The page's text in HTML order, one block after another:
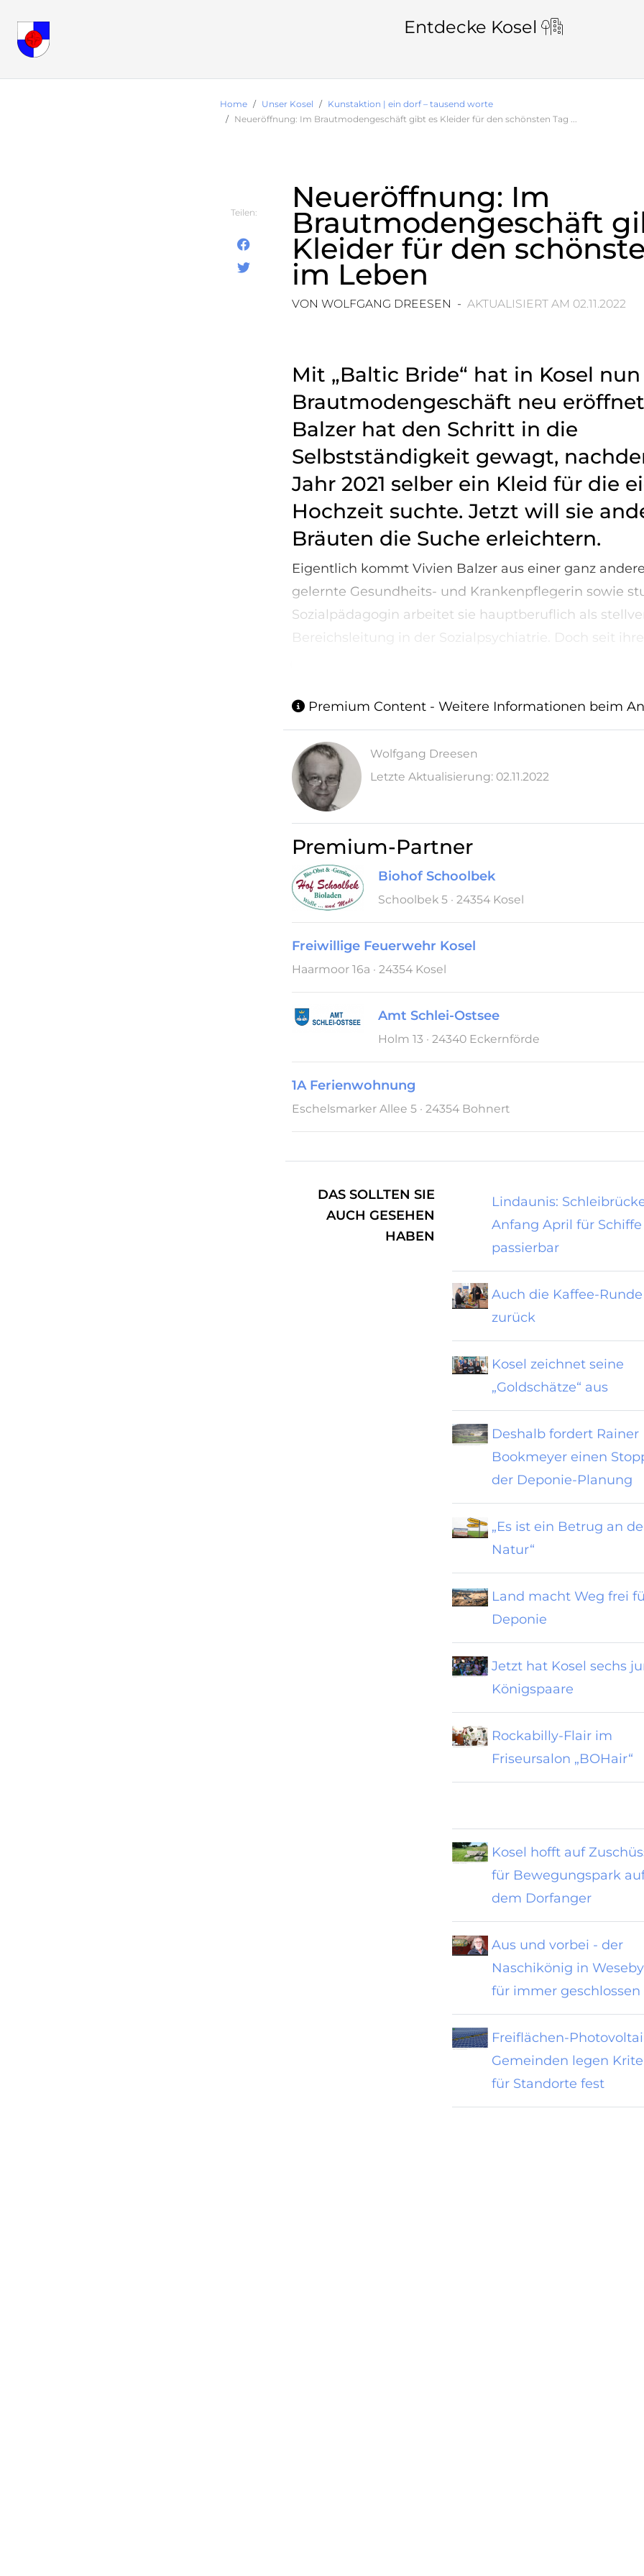
Entdecke Kosel
Home Unser Kosel
Kunstaktion | ein dorf – tausend worte
Neueröffnung: Im Brautmodengeschäft gibt es Kleider für den schönsten Tag ...
Teilen: Neueröffnung: Im
Brautmodengeschäft
Kleider für den
im Leben
VON WOLFGANG DREESEN - AKTUALISIERT AM 02.11.2022
Mit „Baltic Bride“ hat in Kosel
Brautmodengeschäft neu
Balzer hat den Schritt in die
Selbstständigkeit gewagt,
Jahr 2021 selber ein Kleid für die
Hochzeit suchte. Jetzt will sie
Bräuten die Suche erleichtern.
Eigentlich kommt Vivien Balzer aus einer ganz
gelernte Gesundheits- und Krankenpflegerin sowie
Sozialpädagogin arbeitet sie hauptberuflich als
Bereichsleitung in der Sozialpsychiatrie. Doch seit ihrer
Premium Content - Weitere Informationen beim
Wolfgang Dreesen
Letzte Aktualisierung: 02.11.2022
Premium-Partner
Biohof Schoolbek
Schoolbek 5 · 24354 Kosel
Freiwillige Feuerwehr Kosel
Haarmoor 16a · 24354 Kosel
Amt Schlei-Ostsee
Holm 13 · 24340 Eckernförde
1A Ferienwohnung
Eschelsmarker Allee 5 · 24354 Bohnert
DAS SOLLTEN SIE
AUCH GESEHEN
HABEN
Lindaunis:
Anfang April für Schiffe
passierbar
Auch die Kaffee-
zurück
Kosel zeichnet seine
„Goldschätze“ aus
Deshalb fordert Rainer
Bookmeyer einen
der Deponie-Planung
„Es ist ein Betrug an
Natur“
Land macht Weg frei
Deponie
Jetzt hat Kosel sechs
Königspaare
Rockabilly-Flair im
Friseursalon „BOHair“
Kosel hofft auf
für Bewegungspark
dem Dorfanger
Aus und vorbei - der
Naschikönig in
für immer geschlossen
Freiflächen-
Gemeinden legen
für Standorte fest